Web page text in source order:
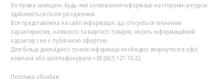
Усі права захищені. Будь-яке копіювання інформації на сторонні ресурси
здійснюється після узгодження.
Вся представлена на сайті інформація, що стосується технічних
характеристик, наявності та вартості товарів, носить інформаційний
характер і не є публічною офертою.
Для більш докладної і точної інформації необхідно звернутися в офіс
компанії або зателефонувати +38 (067) 127-73-22.
Політика обробки